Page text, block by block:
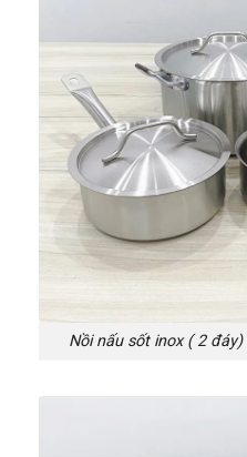
Nồi nấu sốt inox ( 2